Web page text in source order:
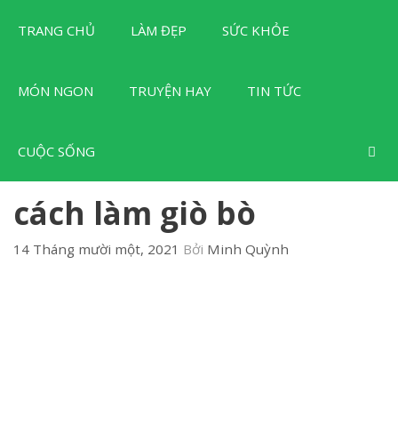
đến
dung
TRANG CHỦ LÀM ĐẸP SỨC KHỎE
MÓN NGON TRUYỆN HAY TIN TỨC
CUỘC SỐNG
cách làm giò bò
14 Tháng mười một, 2021 Bởi Minh Quỳnh